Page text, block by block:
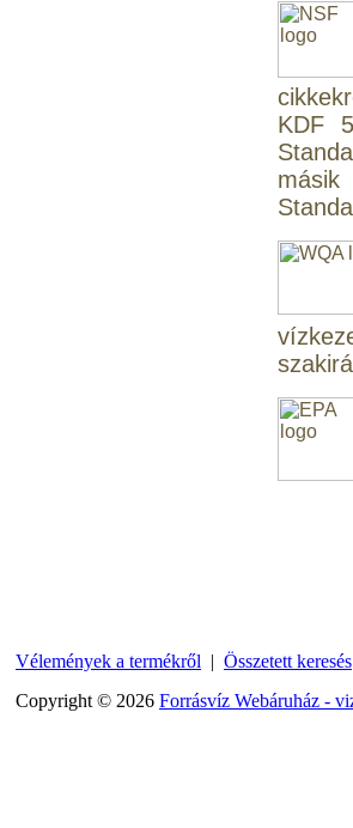
KDF
másik
Vélemények a termékről | Összetett keresés
Copyright © 2026 Forrásvíz Webáruház -